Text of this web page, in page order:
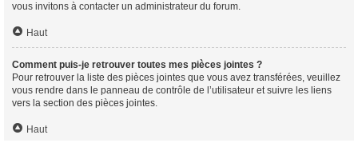
vous invitons à contacter un administrateur du forum.
Haut
Comment puis-je retrouver toutes mes pièces jointes ?
Pour retrouver la liste des pièces jointes que vous avez transférées, veuillez
vous rendre dans le panneau de contrôle de l’utilisateur et suivre les liens
vers la section des pièces jointes.
Haut